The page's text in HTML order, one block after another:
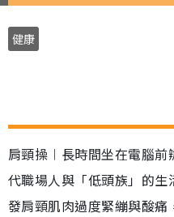
健康
肩頸操︱長時間坐在電腦
代職場人與「低頭族」的
發肩頸肌肉過度緊繃與酸